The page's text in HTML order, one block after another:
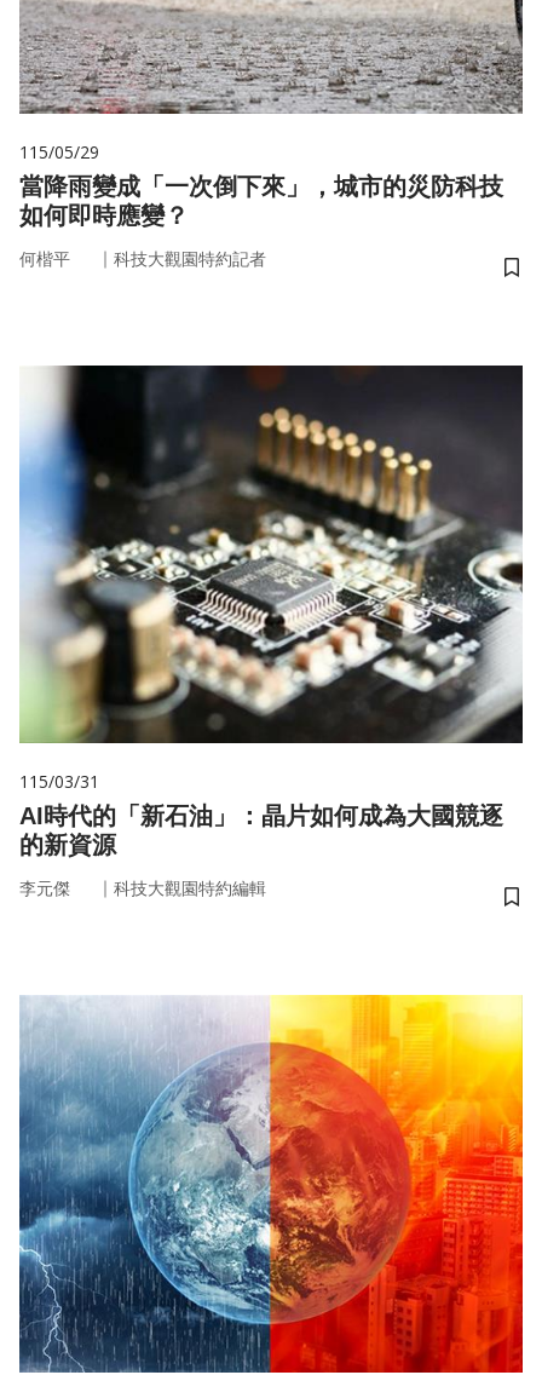
115/05/29
當降雨變成「一次倒下來」，城市的災防科技
如何即時應變？
何楷平 ｜ 科技大觀園特約記者
儲
115/03/31
AI時代的「新石油」：晶片如何成為大國競逐
的新資源
李元傑 ｜ 科技大觀園特約編輯
儲